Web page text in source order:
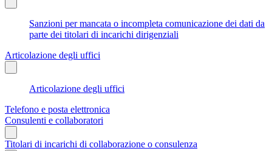
Sanzioni per mancata o incompleta comunicazione dei dati da
parte dei titolari di incarichi dirigenziali
Articolazione degli uffici
Articolazione degli uffici
Telefono e posta elettronica
Consulenti e collaboratori
Titolari di incarichi di collaborazione o consulenza